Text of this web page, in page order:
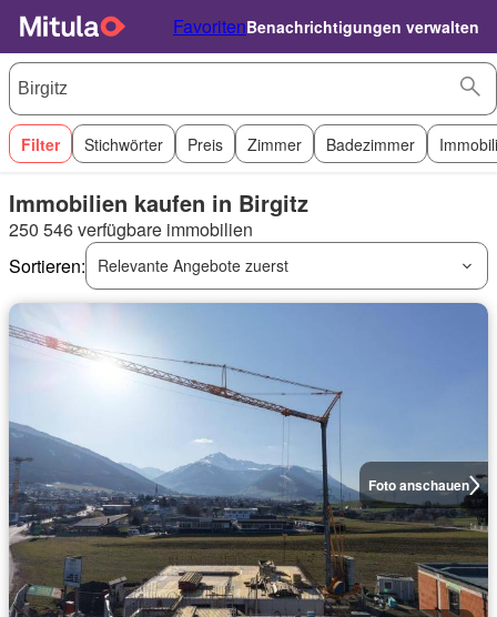
FavoritenBenachrichtigungen verwalten
Filter Stichwörter Preis Zimmer Badezimmer
Immobilien kaufen in Birgitz
250 546 verfügbare immobilien
Sortieren:
Relevante Angebote zuerst
Foto anschauen